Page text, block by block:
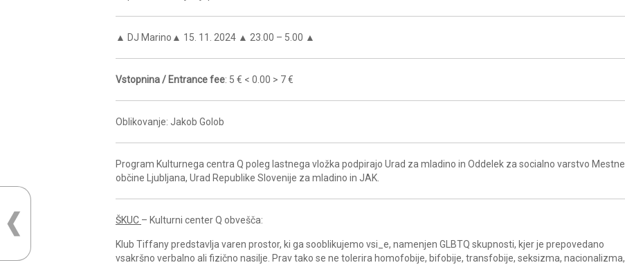
▲ DJ Marino▲ 15. 11. 2024 ▲ 23.00 – 5.00 ▲
Vstopnina / Entrance fee: 5 € < 0.00 > 7 €
Oblikovanje: Jakob Golob
Program Kulturnega centra Q poleg lastnega vložka podpirajo Urad za mladino in Oddelek za socialno varstvo Mestne
občine Ljubljana, Urad Republike Slovenije za mladino in JAK.
ŠKUC – Kulturni center Q obvešča:
Klub Tiffany predstavlja varen prostor, ki ga sooblikujemo vsi_e, namenjen GLBTQ skupnosti, kjer je prepovedano
vsakršno verbalno ali fizično nasilje. Prav tako se ne tolerira homofobije, bifobije, transfobije, seksizma, nacionalizma,